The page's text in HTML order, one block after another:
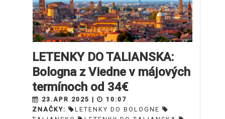
LETENKY DO TALIANSKA:
Bologna z Viedne v májových
termínoch od 34€
23.APR 2025 |
10:07
ZNAČKY:
LETENKY DO BOLOGNE